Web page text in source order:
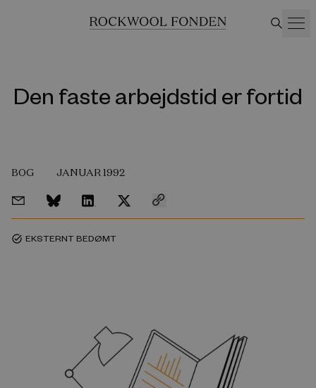
Den faste arbejdstid er fortid
BOG JANUAR 1992
task_alt EKSTERNT BEDØMT